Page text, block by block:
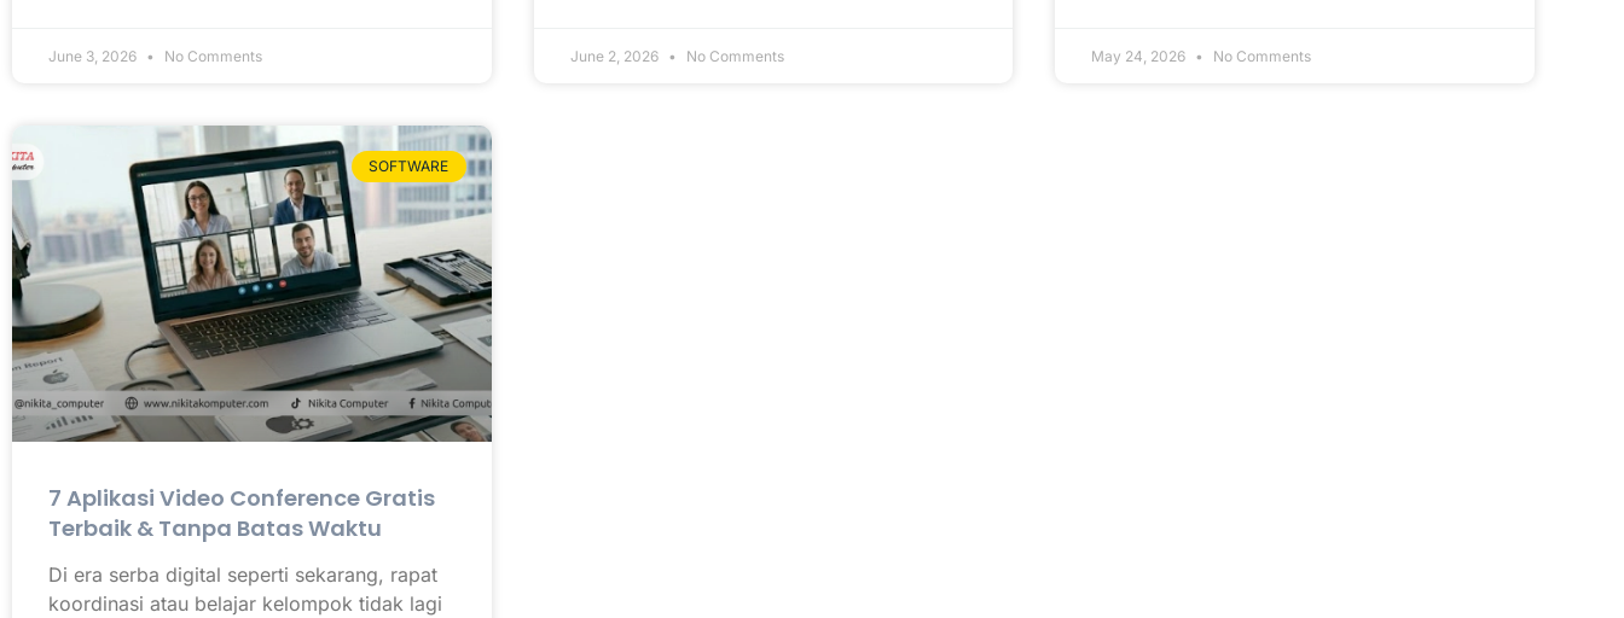
June 3, 2026 No Comments June 2, 2026 No Comments May 24, 2026 No Comments
SOFTWARE
7 Aplikasi Video Conference Gratis
Terbaik & Tanpa Batas Waktu
Di era serba digital seperti sekarang, rapat
koordinasi atau belajar kelompok tidak lagi